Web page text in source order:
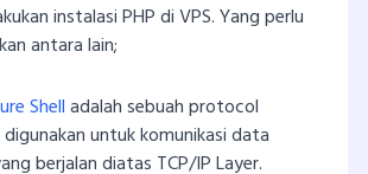
instalasi PHP di VPS. Yang perlu
antara lain;
Shelladalah sebuah protocol
untuk komunikasi data
berjalan diatas TCP/IP Layer.